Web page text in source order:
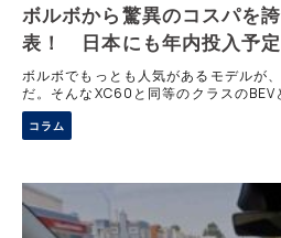
ボルボから驚異のコスパを
表！ 日本にも年内投入予
ボルボでもっとも人気があるモデルが
だ。そんなXC60と同等のクラスの
登場した。このモデルの特徴はなんと
キロを超える点にある。今ある情報か
る。
コラム